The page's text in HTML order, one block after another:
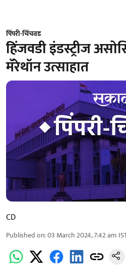
पिंपरी-चिंचवड
हिंजवडी इंडस्ट्रीज
मॅरेथॉन उत्साहात
CD
Published on:03 March 2024, 7:42 am